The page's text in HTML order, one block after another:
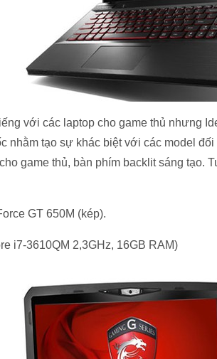
với các laptop cho game thủ nhưng
nhằm tạo sự khác biệt với các model
game thủ, bàn phím backlit sáng tạo.
GT 650M (kép).
i7-3610QM 2,3GHz, 16GB RAM)